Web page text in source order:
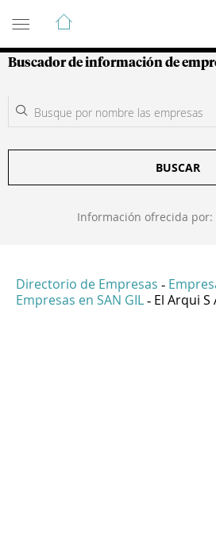
Guía de Empresas
Buscador de información de
BUSCAR
Información ofrecida por:
Directorio de Empresas -
Empresas en SAN GIL - El Arqui S